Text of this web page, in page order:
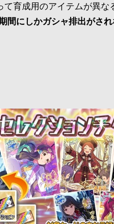
て育成用のアイテムが異
間にしかガシャ排出がさ